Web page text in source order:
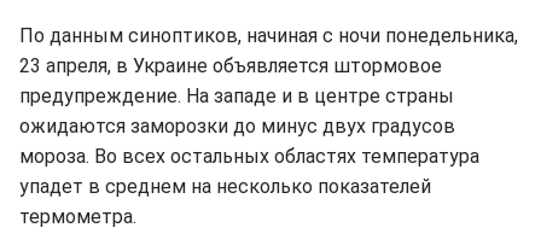
По данным синоптиков, начиная с ночи понедельника,
23 апреля, в Украине объявляется штормовое
предупреждение. На западе и в центре страны
ожидаются заморозки до минус двух градусов
мороза. Во всех остальных областях температура
упадет в среднем на несколько показателей
термометра.